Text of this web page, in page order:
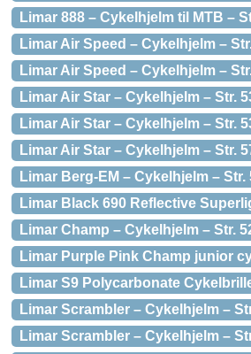
Limar 888 – Cykelhjelm til MTB –
Limar Air Speed – Cykelhjelm –
Limar Air Speed – Cykelhjelm –
Limar Air Star – Cykelhjelm – Str.
Limar Air Star – Cykelhjelm – Str.
Limar Air Star – Cykelhjelm – Str.
Limar Berg-EM – Cykelhjelm –
Limar Black 690 Reflective
Limar Champ – Cykelhjelm – Str.
Limar Purple Pink Champ junior
Limar S9 Polycarbonate
Limar Scrambler – Cykelhjelm –
Limar Scrambler – Cykelhjelm –